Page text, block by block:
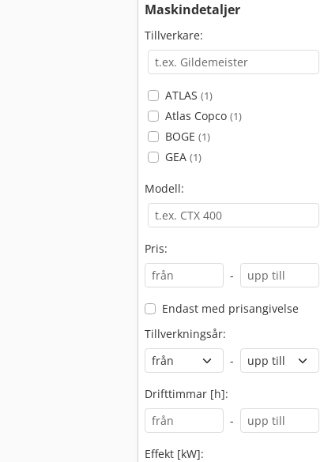
Maskindetaljer
Tillverkare:
ATLAS (1)
Atlas Copco (1)
BOGE (1)
GEA (1)
Modell:
Pris:
-
Endast med prisangivelse
Tillverkningsår:
-
Drifttimmar [h]:
-
Effekt [kW]: